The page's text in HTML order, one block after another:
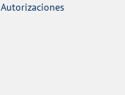
Autorizaciones